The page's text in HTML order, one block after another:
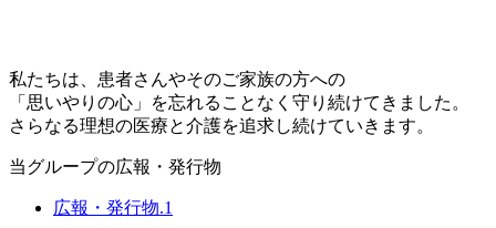
私たちは、患者さんやそのご家族の方への
「思いやりの心」を忘れることなく守り続けてきました。
さらなる理想の医療と介護を追求し続けていきます。
当グループの広報・発行物
広報・発行物.1